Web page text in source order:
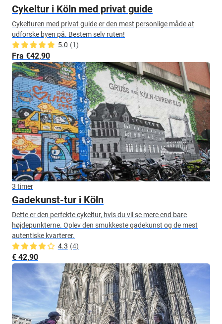
Cykeltur i Köln med privat guide
Cykelturen med privat guide er den mest personlige måde at
udforske byen på. Bestem selv ruten!
5.0 (1)
Fra €42,90
3 timer
Gadekunst-tur i Köln
Dette er den perfekte cykeltur, hvis du vil se mere end bare
højdepunkterne. Oplev den smukkeste gadekunst og de mest
autentiske kvarterer.
4.3 (4)
€ 42,90